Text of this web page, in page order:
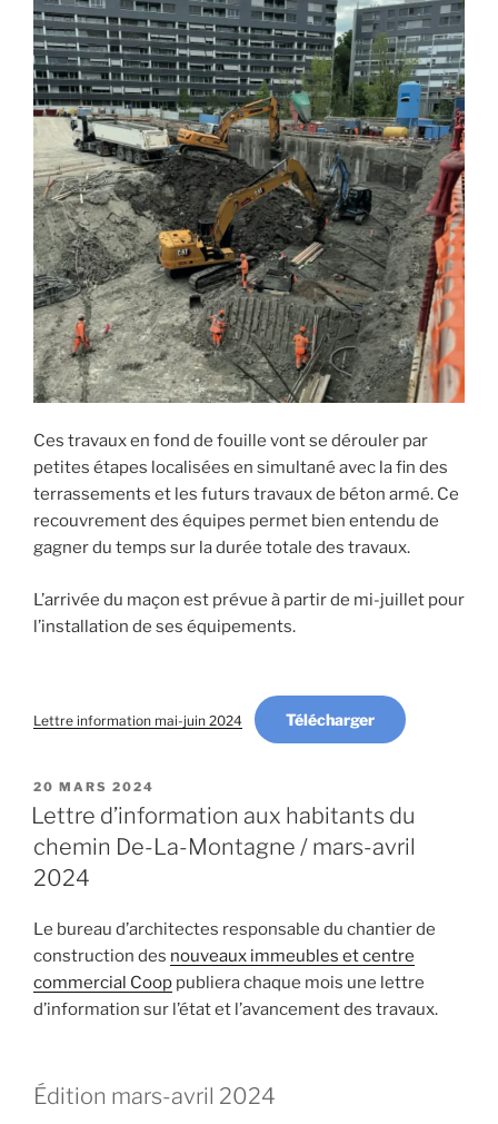
Ces travaux en fond de fouille vont se dérouler par
petites étapes localisées en simultané avec la fin des
terrassements et les futurs travaux de béton armé. Ce
recouvrement des équipes permet bien entendu de
gagner du temps sur la durée totale des travaux.
L’arrivée du maçon est prévue à partir de mi-juillet pour
l’installation de ses équipements.
Lettre information mai-juin 2024 Télécharger
PUBLIÉ
LE
20 MARS 2024
Lettre d’information aux habitants du
chemin De-La-Montagne / mars-avril
2024
Le bureau d’architectes responsable du chantier de
construction des nouveaux immeubles et centre
commercial Coop publiera chaque mois une lettre
d’information sur l’état et l’avancement des travaux.
Édition mars-avril 2024